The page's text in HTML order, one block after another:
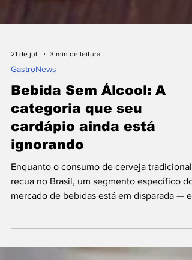
⁠GastroNews
Bebida Sem Álcool: A
categoria que seu
cardápio ainda está
ignorando
recua no Brasil, um segmento específico do
maioria dos cardápios ainda trata como